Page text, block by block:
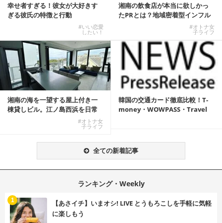
幸せ者すぎる！彼女が大好きす
ぎる彼氏の特徴と行動
#いい恋愛
したい！
湘南の飲食店が本当に欲しかっ
たPRとは？地域密着型インフル
#オトナ女
子ライフ
湘南の海を一望する屋上付き一
棟貸しビル。江ノ島西浜を日常
#オトナ女
子ライフ
韓国の交通カード徹底比較！T-
money・WOWPASS・Travel
全ての新着記事
ランキング・Weekly
【あさイチ】いまオシ! LIVE とうもろこしを手軽に気軽
に楽しもう
1